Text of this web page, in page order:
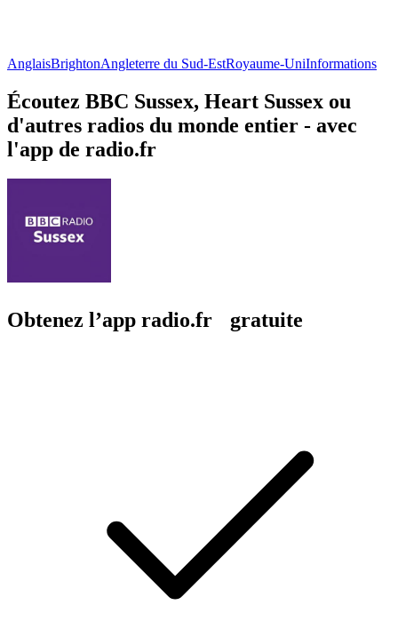
AnglaisBrightonAngleterre du Sud-EstRoyaume-UniInformations
Écoutez BBC Sussex, Heart Sussex ou
d'autres radios du monde entier - avec
l'app de radio.fr
Obtenez l’app radio.fr gratuite